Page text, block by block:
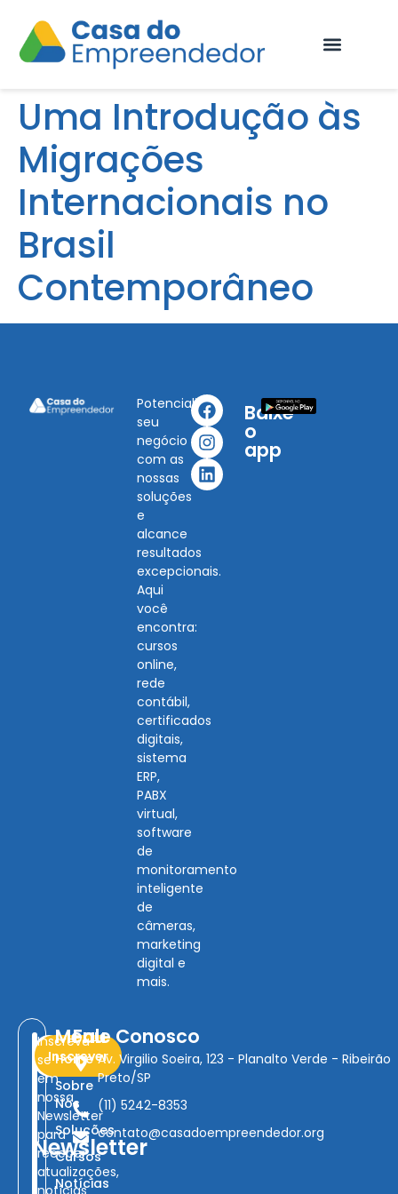
Uma Introdução às
Migrações
Internacionais no
Brasil
Contemporâneo
Potencialize
seu
negócio
com as
nossas
soluções
e
alcance
resultados
excepcionais.
Aqui
você
encontra:
cursos
online,
rede
contábil,
certificados
digitais,
sistema
ERP,
PABX
virtual,
software
de
monitoramento
inteligente
de
câmeras,
marketing
digital e
mais.
Baixe
o
app
Newsletter
Inscrever
Inscreva-
se
em
nossa
Newsletter
para
receber
atualizações,
Menu
Home
Sobre
Nós
Soluções
Cursos
Notícias
Fale Conosco
Av. Virgilio Soeira, 123 - Planalto Verde - Ribeirão
Preto/SP
(11) 5242-8353
contato@casadoempreendedor.org